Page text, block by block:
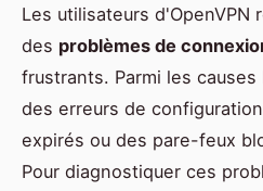
Les utilisateurs
des problèmes de
frustrants. Parmi les
des erreurs de
expirés ou des pare-feux
Pour diagnostiquer ces